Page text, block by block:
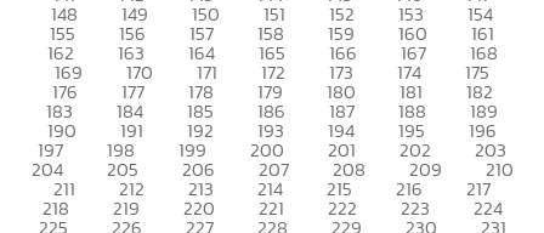
148 149 150 151 152 153 154
155 156 157 158 159 160 161
162 163 164 165 166 167 168
169 170 171 172 173 174 175
176 177 178 179 180 181 182
183 184 185 186 187 188 189
190 191 192 193 194 195 196
197 198 199 200 201 202 203
204 205 206 207 208 209 210
211 212 213 214 215 216 217
218 219 220 221 222 223 224
225 226 227 228 229 230 231